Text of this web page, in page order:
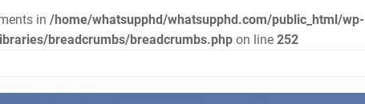
in /home/whatsupphd/whatsupphd.com/public_html/wp-
breadcrumbs/breadcrumbs.php on line 252